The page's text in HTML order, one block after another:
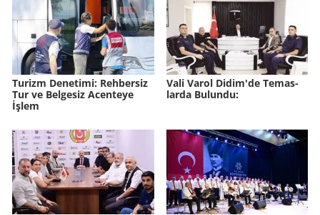
Tu­rizm De­ne­ti­mi: Reh­ber­siz
Tur ve Bel­ge­siz Acen­te­ye
İşlem
Vali Varol Didim'de Te­mas­
lar­da Bu­lun­du: